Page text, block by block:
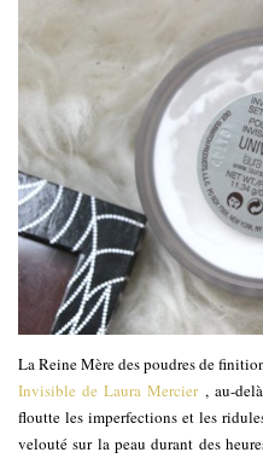
La Reine Mère des poudres de
Invisible de Laura Mercier, au-
floutte les imperfections et les
velouté sur la peau durant des